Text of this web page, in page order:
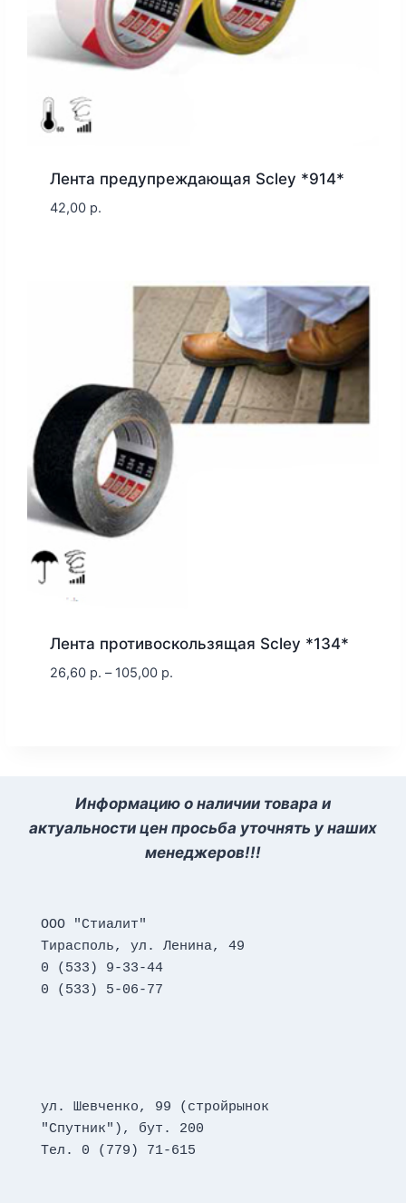
Лента предупреждающая Scley *914*
42,00 р.
Лента противоскользящая Scley *134*
26,60 р. – 105,00 р.
Информацию о наличии товара и
актуальности цен просьба уточнять у наших
менеджеров!!!
ООО "Стиалит"
Тирасполь, ул. Ленина, 49
0 (533) 9-33-44
0 (533) 5-06-77
ул. Шевченко, 99 (стройрынок
"Спутник"), бут. 200
Тел. 0 (779) 71-615